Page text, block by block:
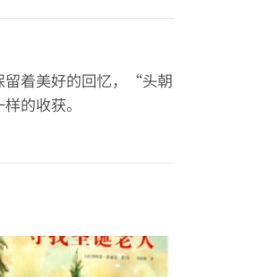
着美好的回忆，“头朝
的收获。